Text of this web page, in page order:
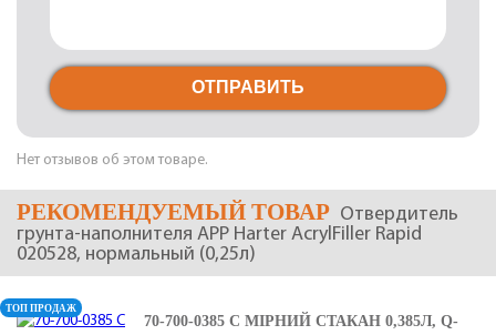
Нет отзывов об этом товаре.
ОТПРАВИТЬ
РЕКОМЕНДУЕМЫЙ ТОВАР Отвердитель
грунта-наполнителя APP Harter AcrylFiller Rapid
020528, нормальный (0,25л)
70-700-0385 C МІРНИЙ СТАКАН 0,385Л, Q-
ТОП ПРОДАЖ